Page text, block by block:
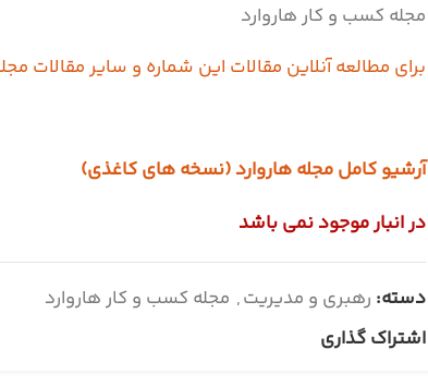
مجله کسب و کار هاروارد
برای مطالعه آنلاین مقالات این شماره و سایر مقالات
آرشیو کامل مجله هاروارد (نسخه های کاغذی)
در انبار موجود نمی باشد
دسته: رهبری و مدیریت, مجله کسب و کار هاروارد
اشتراک گذاری